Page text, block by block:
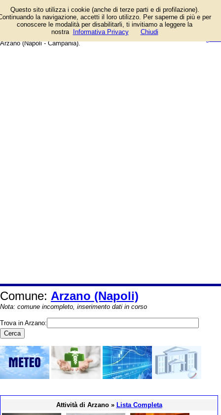
e dei fornitori di servizi e prodotti.
Offerte speciali e notizie di
negozi, aziende, artigiani e
professionisti. Guida web alla città di
Arzano (Napoli - Campania).
Comune: Arzano (Napoli)
Nota: comune incompleto, inserimento dati in corso
Trova in Arzano:
Attività di Arzano » Lista Completa
Questo sito utilizza i cookie (anche di terze parti e di profilazione).
la navigazione, accetti il loro utilizzo. Per saperne di più e per
conoscere le modalità per disabilitarli, ti invitiamo a leggere la
nostra
Informativa Privacy Chiudi